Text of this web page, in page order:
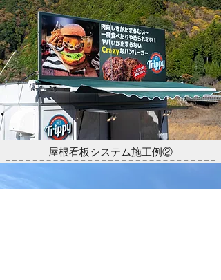
屋根看板システム施工例②